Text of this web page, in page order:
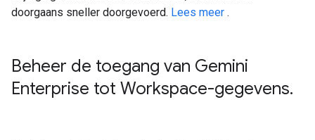
doorgaans sneller doorgevoerd. Lees meer .
Beheer de toegang van Gemini
Enterprise tot Workspace-gegevens.